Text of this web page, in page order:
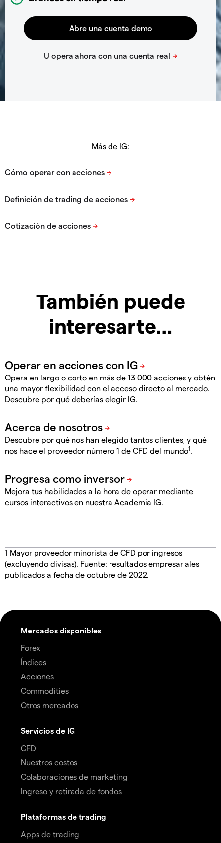
Más de IG:
También puede
interesarte…
Opera en largo o corto en más de 13 000 acciones y obtén
una mayor flexibilidad con el acceso directo al mercado.
Descubre por qué deberías elegir IG.
Descubre por qué nos han elegido tantos clientes, y qué
nos hace el proveedor número 1 de CFD del mundo1.
Mejora tus habilidades a la hora de operar mediante
cursos interactivos en nuestra Academia IG.
1 Mayor proveedor minorista de CFD por ingresos
(excluyendo divisas). Fuente: resultados empresariales
publicados a fecha de octubre de 2022.
Mercados disponibles
Forex
Índices
Acciones
Commodities
Otros mercados
Servicios de IG
CFD
Nuestros costos
Colaboraciones de marketing
Ingreso y retirada de fondos
Plataformas de trading
Apps de trading